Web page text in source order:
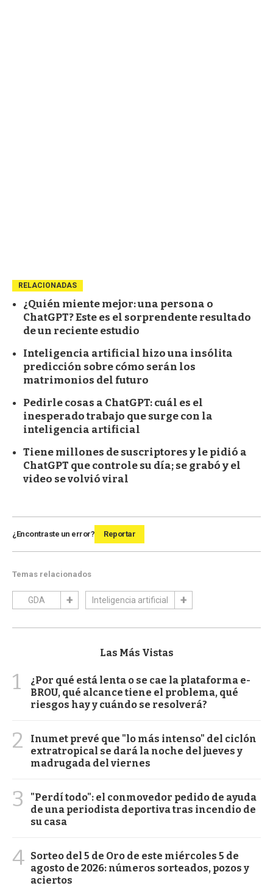
RELACIONADAS
¿Quién miente mejor: una persona o
ChatGPT? Este es el sorprendente resultado
de un reciente estudio
Inteligencia artificial hizo una insólita
predicción sobre cómo serán los
matrimonios del futuro
Pedirle cosas a ChatGPT: cuál es el
inesperado trabajo que surge con la
inteligencia artificial
Tiene millones de suscriptores y le pidió a
ChatGPT que controle su día; se grabó y el
video se volvió viral
¿Encontraste un error? Reportar
Temas relacionados
GDA Inteligencia artificial
Las Más Vistas
1
¿Por qué está lenta o se cae la plataforma e-
BROU, qué alcance tiene el problema, qué
riesgos hay y cuándo se resolverá?
2
Inumet prevé que "lo más intenso" del ciclón
extratropical se dará la noche del jueves y
madrugada del viernes
3
"Perdí todo": el conmovedor pedido de ayuda
de una periodista deportiva tras incendio de
su casa
4 Sorteo del 5 de Oro de este miércoles 5 de
agosto de 2026: números sorteados, pozos y
aciertos